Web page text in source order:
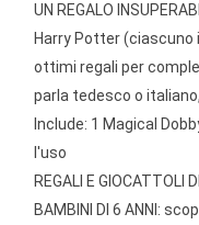
UN REGALO
Harry Potter
ottimi regali per
parla tedesco o
Include: 1 Magical
l'uso
REGALI E GIOCATTOLI
BAMBINI DI 6 ANNI: